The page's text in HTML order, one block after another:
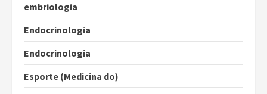
embriologia
Endocrinologia
Endocrinologia
Esporte (Medicina do)